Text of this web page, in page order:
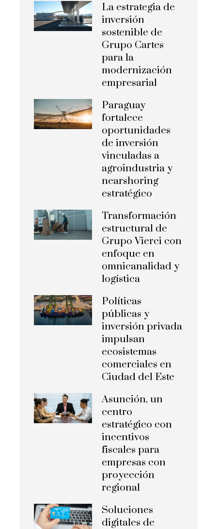
La estrategia de
inversión
sostenible de
Grupo Cartes
para la
modernización
empresarial
Paraguay
fortalece
oportunidades
de inversión
vinculadas a
agroindustria y
nearshoring
estratégico
Transformación
estructural de
Grupo Vierci con
enfoque en
omnicanalidad y
logística
Políticas
públicas y
inversión privada
impulsan
ecosistemas
comerciales en
Ciudad del Este
Asunción, un
centro
estratégico con
incentivos
fiscales para
empresas con
proyección
regional
Soluciones
digitales de